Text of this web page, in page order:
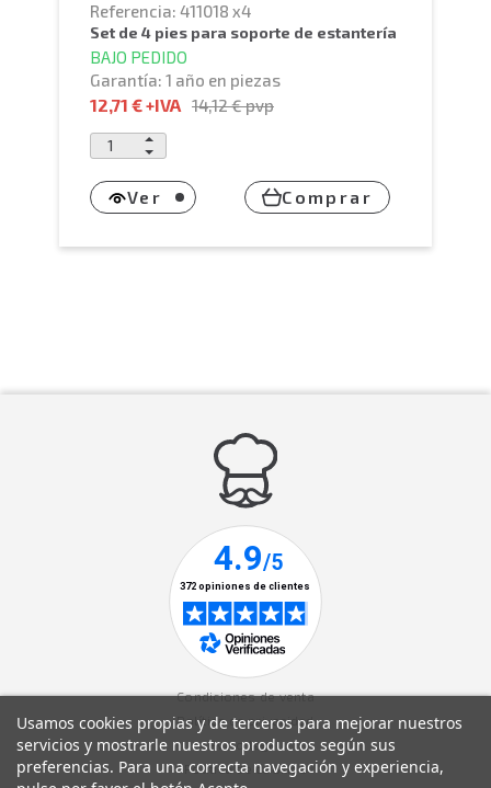
Referencia: 411018 x4
set de 4 pies para soporte de estantería
BAJO PEDIDO
Garantía: 1 año en piezas
12,71 €+IVA 14,12 €pvp
Ver Comprar
Condiciones de venta
Política de privacidad
Aviso legal
Política de cookies
Usamos cookies propias y de terceros para mejorar nuestros
servicios y mostrarle nuestros productos según sus
preferencias. Para una correcta navegación y experiencia,